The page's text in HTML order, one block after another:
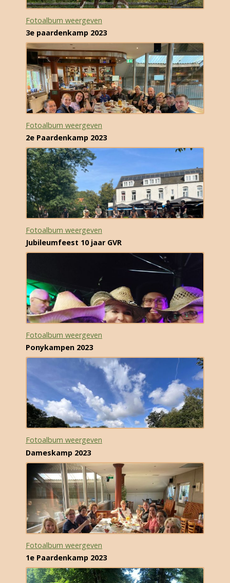
Fotoalbum weergeven
3e paardenkamp 2023
Fotoalbum weergeven
2e Paardenkamp 2023
Fotoalbum weergeven
Jubileumfeest 10 jaar GVR
Fotoalbum weergeven
Ponykampen 2023
Fotoalbum weergeven
Dameskamp 2023
Fotoalbum weergeven
1e Paardenkamp 2023